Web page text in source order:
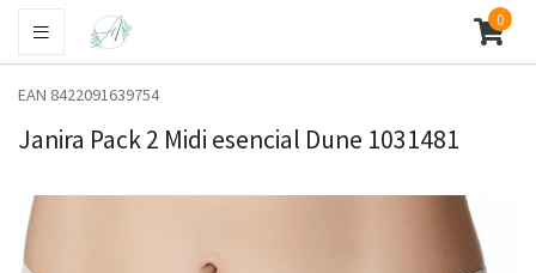
0
EAN 8422091639754
Janira Pack 2 Midi esencial Dune 1031481